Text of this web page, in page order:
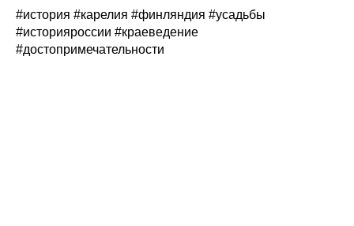
#история #карелия #финляндия #усадьбы
#историяроссии #краеведение
#достопримечательности